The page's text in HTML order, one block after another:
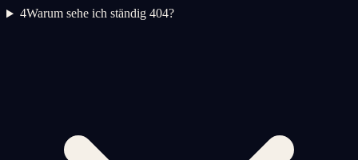
4Warum sehe ich ständig 404?